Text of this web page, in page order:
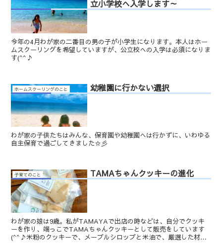
立小学校へ入学します～
今年の4月わが家の二番目の男の子が小学生になります。本人はホー
ムスクーリングを希望していますが、公立校への入学は必須になりま
す(^^♪
ホームスクーリングのこと 幼稚園に行かない選択
わが家の子供たちはみんな、保育園や幼稚園へは行かずに、いわゆる
自主保育で過ごしてきました☆彡
子育てのこと TAMAちゃんクッキーの進化
わが家の娘は9歳。私がTAMAYAで出店の時などは、自分でクッキ
ーを作り、端っこでTAMAちゃんクッキーとして販売をしています
(^^♪米粉のクッキーで、メープルシロップと米油で、厳選した材料